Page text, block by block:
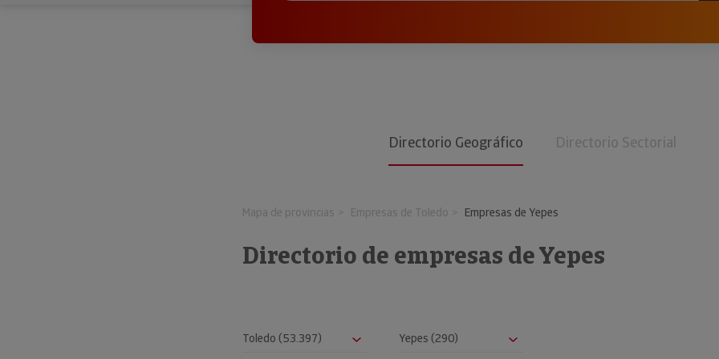
Directorio Geográfico Directorio Sectorial
Mapa de provincias Empresas de Toledo Empresas de Yepes
Directorio de empresas de Yepes